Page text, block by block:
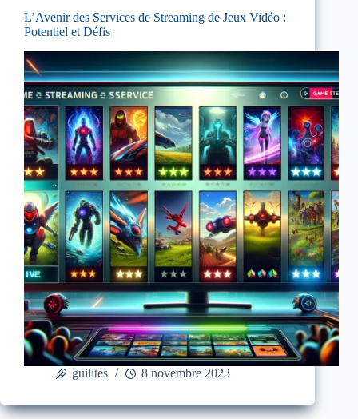
L’Avenir des Services de Streaming de Jeux Vidéo :
Potentiel et Défis
guilltes 8 novembre 2023